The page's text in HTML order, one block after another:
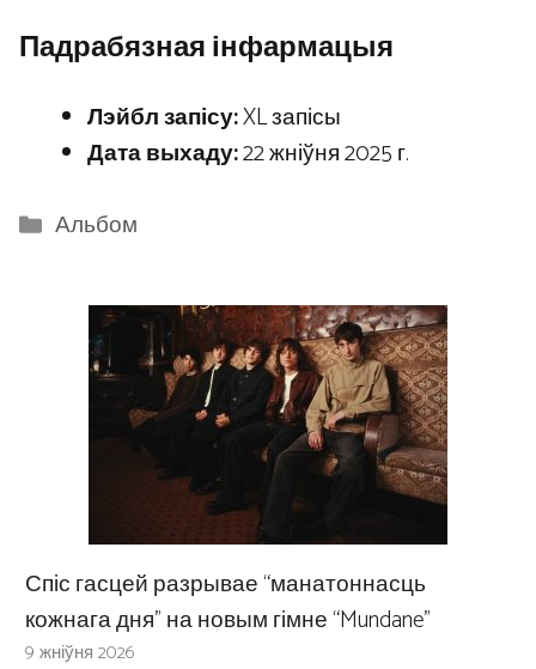
Падрабязная інфармацыя
Лэйбл запісу:XL запісы
Дата выхаду:22 жніўня 2025 г.
Categories
Альбом
Спіс гасцей разрывае “манатоннасць
кожнага дня” на новым гімне “Mundane”
9 жніўня 2026